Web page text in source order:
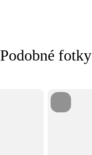
Podobné fotky